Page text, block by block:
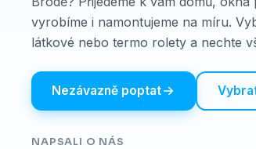
vyrobíme i namontujeme na míru.
látkové nebo termo rolety a nechte
Nezávazně poptat
NAPSALI O NÁS